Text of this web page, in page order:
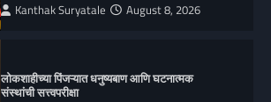
Kanthak Suryatale August 8, 2026
लोकशाहीच्या पिंजऱ्यात धनुष्यबाण आणि घटनात्मक
संस्थांची सत्त्वपरीक्षा